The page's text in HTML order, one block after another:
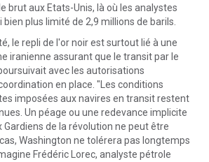
brut aux Etats-Unis, là où les analystes
plus limité de 2,9 millions de barils.
le repli de l'or noir est surtout lié à une
iranienne assurant que le transit par le
avec les autorisations
en place. "Les conditions
imposées aux navires en transit restent
Un péage ou une redevance implicite
Gardiens de la révolution ne peut être
Washington ne tolérera pas longtemps
Frédéric Lorec, analyste pétrole